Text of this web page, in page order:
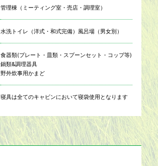
管理棟（ミーティング室・売店・調理室）
水洗トイレ（洋式・和式完備）風呂場（男女別）
食器類(プレート・皿類・スプーンセット・コップ等)
鍋類&調理器具
野外炊事用かまど
寝具は全てのキャビンにおいて寝袋使用となります